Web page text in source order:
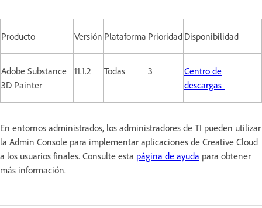
Producto Versión Plataforma Prioridad Disponibilidad
Adobe Substance
3D Painter
11.1.2 Todas 3
Centro de
descargas
En entornos administrados, los administradores de TI pueden utilizar
la Admin Console para implementar aplicaciones de Creative Cloud
a los usuarios finales. Consulte esta página de ayuda para obtener
más información.